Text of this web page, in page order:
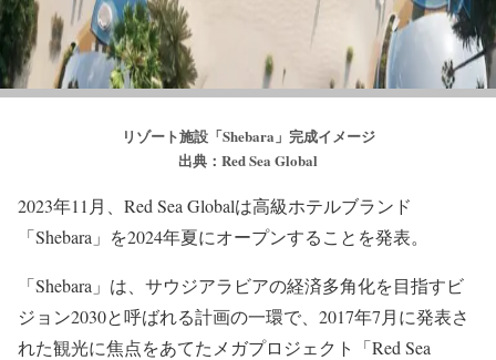
リゾート施設「Shebara」完成イメージ
出典：Red Sea Global
2023年11月、Red Sea Globalは高級ホテルブランド
「Shebara」を2024年夏にオープンすることを発表。
「Shebara」は、サウジアラビアの経済多角化を目指すビ
ジョン2030と呼ばれる計画の一環で、2017年7月に発表さ
れた観光に焦点をあてたメガプロジェクト「Red Sea